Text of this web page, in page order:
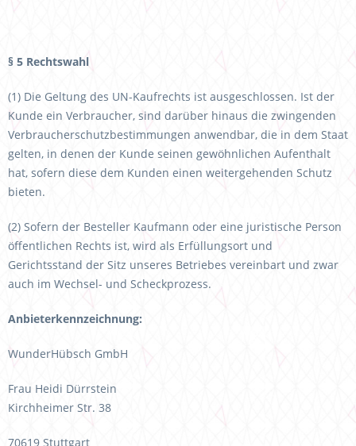
§ 5 Rechtswahl
(1) Die Geltung des UN-Kaufrechts ist ausgeschlossen. Ist der
Kunde ein Verbraucher, sind darüber hinaus die zwingenden
Verbraucherschutzbestimmungen anwendbar, die in dem Staat
gelten, in denen der Kunde seinen gewöhnlichen Aufenthalt
hat, sofern diese dem Kunden einen weitergehenden Schutz
bieten.
(2) Sofern der Besteller Kaufmann oder eine juristische Person
öffentlichen Rechts ist, wird als Erfüllungsort und
Gerichtsstand der Sitz unseres Betriebes vereinbart und zwar
auch im Wechsel- und Scheckprozess.
Anbieterkennzeichnung:
WunderHübsch GmbH
Frau Heidi Dürrstein
Kirchheimer Str. 38
70619 Stuttgart